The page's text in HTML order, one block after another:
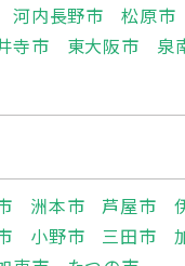
河内長野市 松原市
寺市 東大阪市 泉
洲本市 芦屋市
小野市 三田市